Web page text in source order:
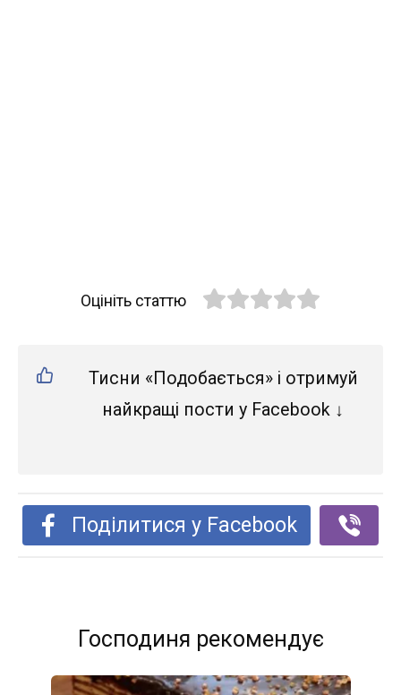
Оцініть статтю
Тисни «Подобається» і отримуй
найкращі пости у Facebook ↓
Поділитися у Facebook
Господиня рекомендує